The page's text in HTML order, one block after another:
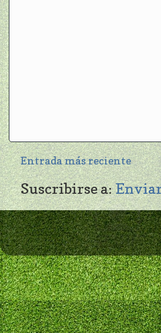
Entrada más reciente
Suscribirse a: